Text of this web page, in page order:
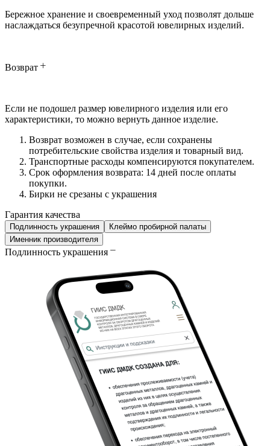
Бережное хранение и своевременный уход позволят дольше
наслаждаться безупречной красотой ювелирных изделий.
Возврат
Если не подошел размер ювелирного изделия или его
характеристики, то можно вернуть данное изделие.
Возврат возможен в случае, если сохранены
потребительские свойства изделия и товарный вид.
Транспортные расходы компенсируются покупателем.
Срок оформления возврата: 14 дней после оплаты
покупки.
Бирки не срезаны с украшения
Гарантия качества
Подлинность украшения
Клеймо пробирной палаты
Именник производителя
Подлинность украшения